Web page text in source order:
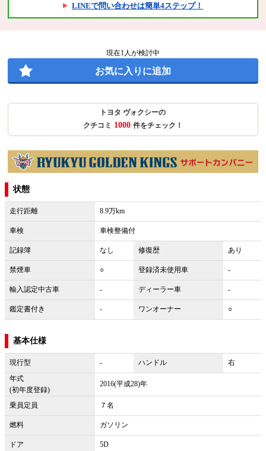
LINEで問い合わせは簡単4ステップ！
現在1 人が検討中
お気に入りに追加
トヨタ ヴォクシーの
クチコミ 1000 件をチェック！
状態
走行距離 8.9万km
車検 車検整備付
記録簿 なし 修復歴 あり
禁煙車 ○ 登録済未使用車 -
輸入認定中古車 - ディーラー車 -
鑑定書付き - ワンオーナー ○
基本仕様
現行型 - ハンドル
右
年式
(初年度登録)
2016(平成28)年
乗員定員 ７名
燃料 ガソリン
ドア 5D